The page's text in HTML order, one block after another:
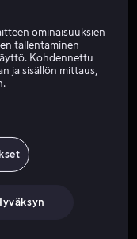
€
ominaisuuksien
tallentaminen
Kohdennettu
ja sisällön mittaus,